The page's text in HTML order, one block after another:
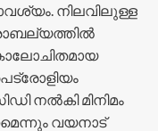
നിലവിലുള്ള
നൽകി മിനിമം
വയനാട്